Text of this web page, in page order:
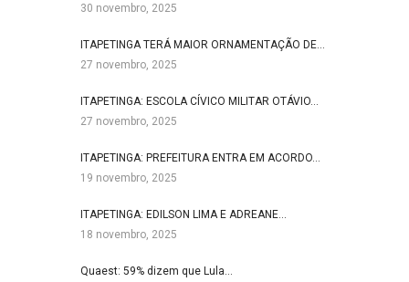
30 novembro, 2025
ITAPETINGA TERÁ MAIOR ORNAMENTAÇÃO DE…
27 novembro, 2025
ITAPETINGA: ESCOLA CÍVICO MILITAR OTÁVIO…
27 novembro, 2025
ITAPETINGA: PREFEITURA ENTRA EM ACORDO…
19 novembro, 2025
ITAPETINGA: EDILSON LIMA E ADREANE…
18 novembro, 2025
Quaest: 59% dizem que Lula…